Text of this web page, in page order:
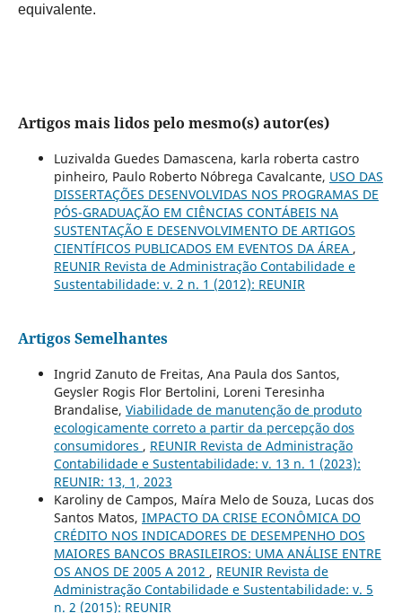
equivalente.
Artigos mais lidos pelo mesmo(s) autor(es)
Luzivalda Guedes Damascena, karla roberta castro
pinheiro, Paulo Roberto Nóbrega Cavalcante, USO DAS
DISSERTAÇÕES DESENVOLVIDAS NOS PROGRAMAS DE
PÓS-GRADUAÇÃO EM CIÊNCIAS CONTÁBEIS NA
SUSTENTAÇÃO E DESENVOLVIMENTO DE ARTIGOS
CIENTÍFICOS PUBLICADOS EM EVENTOS DA ÁREA ,
REUNIR Revista de Administração Contabilidade e
Sustentabilidade: v. 2 n. 1 (2012): REUNIR
Artigos Semelhantes
Ingrid Zanuto de Freitas, Ana Paula dos Santos,
Geysler Rogis Flor Bertolini, Loreni Teresinha
Brandalise, Viabilidade de manutenção de produto
ecologicamente correto a partir da percepção dos
consumidores , REUNIR Revista de Administração
Contabilidade e Sustentabilidade: v. 13 n. 1 (2023):
REUNIR: 13, 1, 2023
Karoliny de Campos, Maíra Melo de Souza, Lucas dos
Santos Matos, IMPACTO DA CRISE ECONÔMICA DO
CRÉDITO NOS INDICADORES DE DESEMPENHO DOS
MAIORES BANCOS BRASILEIROS: UMA ANÁLISE ENTRE
OS ANOS DE 2005 A 2012 , REUNIR Revista de
Administração Contabilidade e Sustentabilidade: v. 5
n. 2 (2015): REUNIR